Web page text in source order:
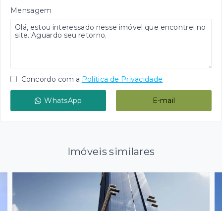
Mensagem
Concordo com a Política de Privacidade
WhatsApp E-mail
Imóveis similares